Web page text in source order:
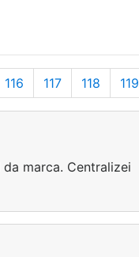
116 117 118 119
marca. Centralizei